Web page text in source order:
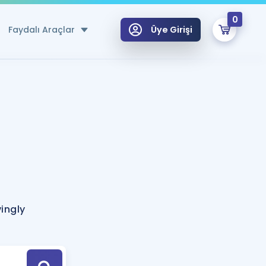
Faydalı Araçlar
Hesaplama Aracı
için Öneriler
Tek Takvimde
Üye Girişi
0
Hoca ile seni sınava hazırlayacak onlarca eğitim seni bekliyor!